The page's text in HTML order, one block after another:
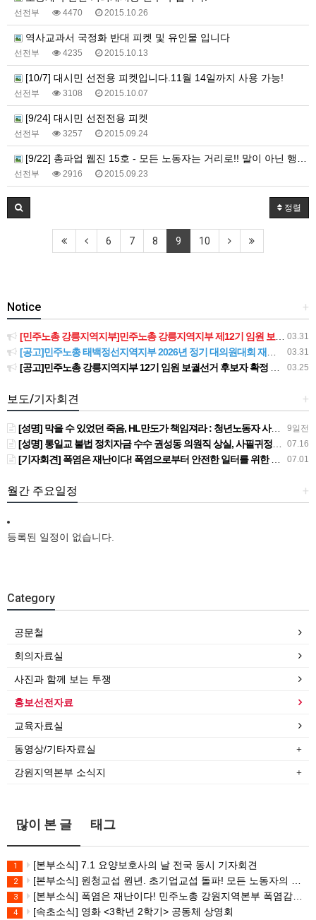
선전부 4470 2015.10.26
역사교과서 국정화 반대 피켓 및 유인물 입니다
선전부 4235 2015.10.13
[10/7] 대시민 선전용 피켓입니다.11월 14일까지 사용 가능!
선전부 3108 2015.10.07
[9/24] 대시민 선전전용 피켓
선전부 3257 2015.09.24
[9/22] 총파업 웹진 15호 - 모든 노동자는 거리로!! 말이 아닌 행동으로!!
선전부 2916 2015.09.23
정렬
6 7 8 9 10
+
Notice
03.31
[민주노총 강릉지역지부]민주노총 강릉지역지부 제12기 임원 보궐선거결과 공고
03.31
[공고]민주노총 태백정선지역지부 2026년 정기 대의원대회 재소집 건
03.25
[공고]민주노총 강릉지역지부 12기 임원 보궐선거 후보자 확정 공고
+
보도/기자회견
9일전
[성명] 막을 수 있었던 죽음, HL만도가 책임져라 : 청년노동자 사망사고의 철저한 진상규명과 재발방지 대책 마련하라
07.16
[성명] 통일교 불법 정치자금 수수 권성동 의원직 상실, 사필귀정이다
07.01
[기자회견] 폭염은 재난이다! 폭염으로부터 안전한 일터를 위한 민주노총 강원지역본부 폭염감시단 선포 기자회견
+
월간 주요일정
등록된 일정이 없습니다.
Category
공문철
회의자료실
사진과 함께 보는 투쟁
홍보선전자료
교육자료실
동영상/기타자료실
강원지역본부 소식지
많이 본 글 태그
1 [본부소식] 7.1 요양보호사의 날 전국 동시 기자회견
2 [본부소식] 원청교섭 원년. 초기업교섭 돌파! 모든 노동자의 노동기본권 쟁취! 민주노총 7.15 총파업대회
3 [본부소식] 폭염은 재난이다! 민주노총 강원지역본부 폭염감시단 선포 기자회견
4 [속초소식] 영화 <3학년 2학기> 공동체 상영회